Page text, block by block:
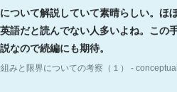
語だと読んでない人多いよね。この
なので続編にも期待。
みと限界についての考察（１） -